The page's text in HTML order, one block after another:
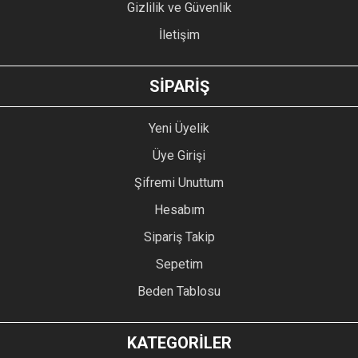
GÖNDER
Gizlilik ve Güvenlik
İletişim
SİPARİŞ
Yeni Üyelik
Üye Girişi
Şifremi Unuttum
Hesabım
Sipariş Takip
Sepetim
Beden Tablosu
KATEGORİLER